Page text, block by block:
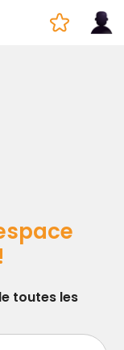
toutes les